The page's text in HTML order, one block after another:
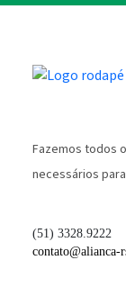
Fazemos todos
necessários
(51) 3328.9222
contato@alianca-